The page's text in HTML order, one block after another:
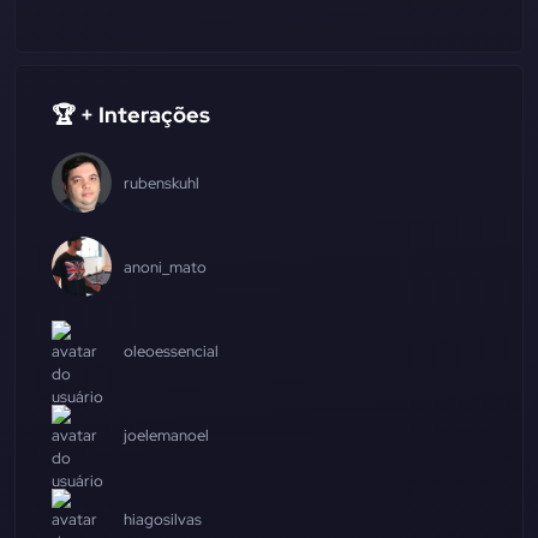
🏆 + Interações
rubenskuhl
anoni_mato
oleoessencial
joelemanoel
hiagosilvas